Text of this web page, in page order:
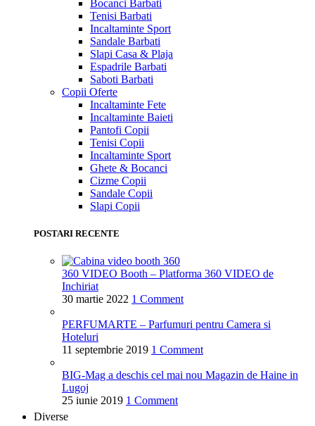
Bocanci Barbati
Tenisi Barbati
Incaltaminte Sport
Sandale Barbati
Slapi Casa & Plaja
Espadrile Barbati
Saboti Barbati
Copii Oferte
Incaltaminte Fete
Incaltaminte Baieti
Pantofi Copii
Tenisi Copii
Incaltaminte Sport
Ghete & Bocanci
Cizme Copii
Sandale Copii
Slapi Copii
POSTARI RECENTE
360 VIDEO Booth – Platforma 360 VIDEO de
Inchiriat
30 martie 2022 1 Comment
PERFUMARTE – Parfumuri pentru Camera si
Hoteluri
11 septembrie 2019 1 Comment
BIG-Mag a deschis cel mai nou Magazin de Haine in
Lugoj
25 iunie 2019 1 Comment
Diverse